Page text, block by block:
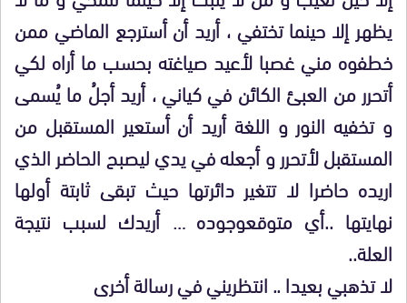
يظهر إلا حينما تختفي ، أريد أن أسترجع الماضي ممن
خطفوه مني غصبا لأعيد صياغته بحسب ما أراه لكي
أتحرر من العبئ الكائن في كياني ، أريد أجلُ ما يُسمى
و تخفيه النور و اللغة أريد أن أستعير المستقبل من
المستقبل لأتحرر و أجعله في يدي ليصبح الحاضر الذي
اريده حاضرا لا تتغير دائرتها حيث تبقى ثابتة أولها
نهايتها ..أي متوقعوجوده … أريدك لسبب نتيجة
العلة..
لا تذهبي بعيدا .. انتظريني في رسالة أخرى